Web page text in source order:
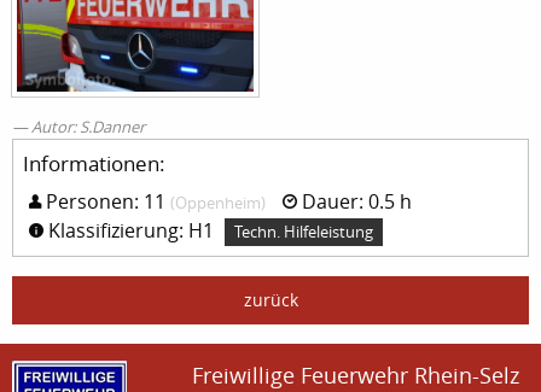
Autor: S.Danner
Informationen:
Personen: 11 (Oppenheim)
Dauer: 0.5 h
Klassifizierung: H1
Techn. Hilfeleistung
zurück
Freiwillige Feuerwehr Rhein-Selz